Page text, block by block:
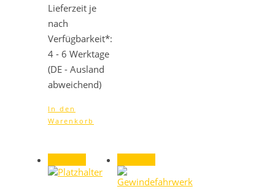
Lieferzeit je
nach
Verfügbarkeit*:
4 - 6 Werktage
(DE - Ausland
abweichend)
In den
Warenkorb